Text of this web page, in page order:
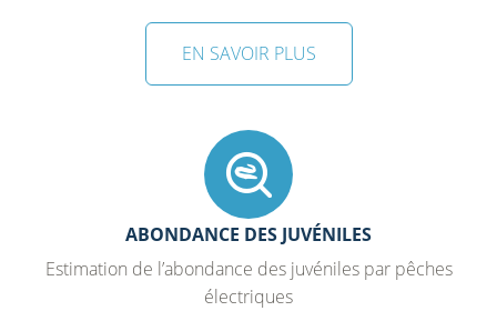
EN SAVOIR PLUS
ABONDANCE DES JUVÉNILES
Estimation de l’abondance des juvéniles par pêches
électriques